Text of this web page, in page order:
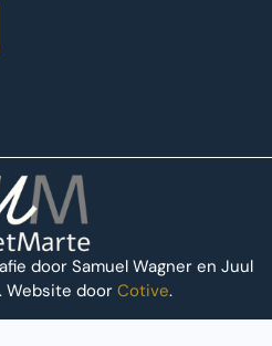
door Samuel Wagner en Juul
Website door Cotive.